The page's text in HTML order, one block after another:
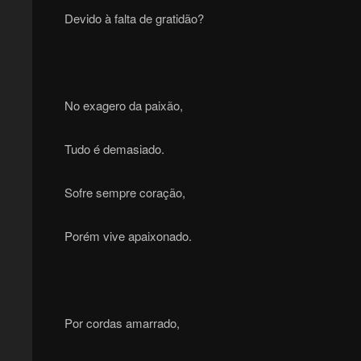
Devido à falta de gratidão?
No exagero da paixão,
Tudo é demasiado.
Sofre sempre coração,
Porém vive apaixonado.
Por cordas amarrado,